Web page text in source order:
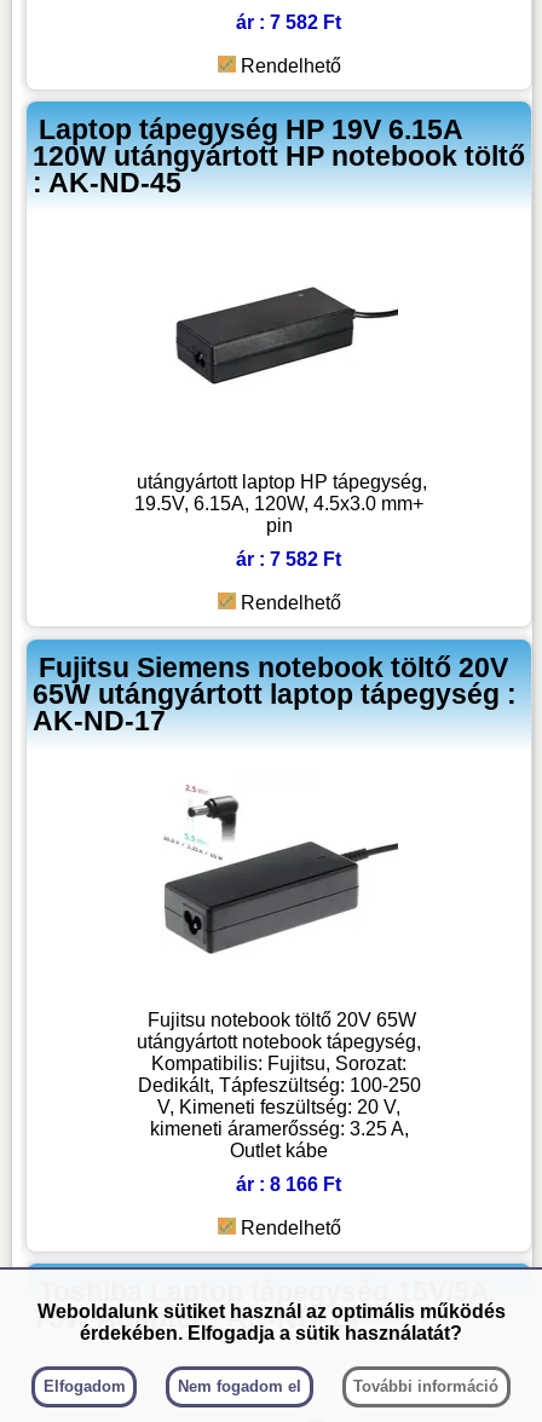
ár : 7 582 Ft
Rendelhető
Laptop tápegység HP 19V 6.15A
120W utángyártott HP notebook töltő
: AK-ND-45
utángyártott laptop HP tápegység,
19.5V, 6.15A, 120W, 4.5x3.0 mm+
pin
ár : 7 582 Ft
Rendelhető
Fujitsu Siemens notebook töltő 20V
65W utángyártott laptop tápegység :
AK-ND-17
Fujitsu notebook töltő 20V 65W
utángyártott notebook tápegység,
Kompatibilis: Fujitsu, Sorozat:
Dedikált, Tápfeszültség: 100-250
V, Kimeneti feszültség: 20 V,
kimeneti áramerősség: 3.25 A,
Outlet kábe
ár : 8 166 Ft
Rendelhető
75W Adapter : AK-ND-14
Weboldalunk sütiket használ az optimális működés
érdekében. Elfogadja a sütik használatát?
Elfogadom Nem fogadom el További információ